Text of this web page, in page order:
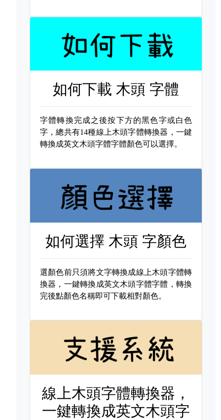
如何下載木頭 字體
字體轉換完成之後按下方的黑色字或白色
字，總共有14種線上木頭字體轉換器，一鍵
轉換成英文木頭字體字體顏色可以選擇。
如何選擇木頭 字顏色
選顏色前只須將文字轉換成線上木頭字體轉
換器，一鍵轉換成英文木頭字體字體，轉換
完後點顏色名稱即可下載相對顏色。
線上木頭字體轉換器，
一鍵轉換成英文木頭字